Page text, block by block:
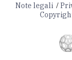
Note legali